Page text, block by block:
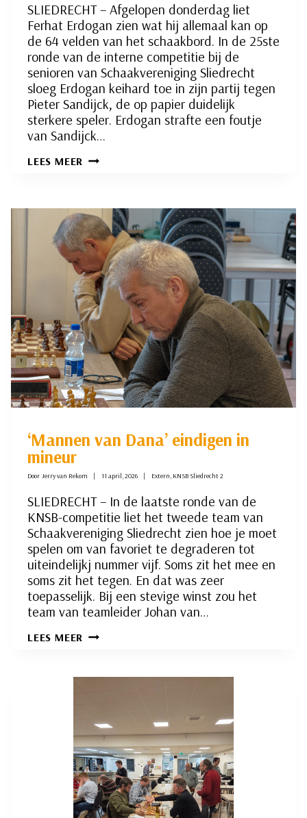
SLIEDRECHT – Afgelopen donderdag liet
Ferhat Erdogan zien wat hij allemaal kan op
de 64 velden van het schaakbord. In de 25ste
ronde van de interne competitie bij de
senioren van Schaakvereniging Sliedrecht
sloeg Erdogan keihard toe in zijn partij tegen
Pieter Sandijck, de op papier duidelijk
sterkere speler. Erdogan strafte een foutje
van Sandijck…
LEES MEER FERHAT
DE
64
VELDEN
‘Mannen van Dana’ eindigen in
mineur
Door Jerry van Rekom 11 april, 2026 Extern, KNSB Sliedrecht 2
SLIEDRECHT – In de laatste ronde van de
KNSB-competitie liet het tweede team van
Schaakvereniging Sliedrecht zien hoe je moet
spelen om van favoriet te degraderen tot
uiteindelijkj nummer vijf. Soms zit het mee en
soms zit het tegen. En dat was zeer
toepasselijk. Bij een stevige winst zou het
team van teamleider Johan van…
LEES MEER ‘MANNEN